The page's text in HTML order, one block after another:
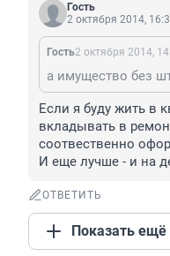
Гость
2 октября 2014,
Гость2 октября 2014,
Если я буду жить в
вкладывать в
соотвественно
И еще лучше - и на
ОТВЕТИТЬ
Показать ещё